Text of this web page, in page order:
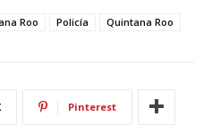
Roo Policía Quintana Roo
Pinterest